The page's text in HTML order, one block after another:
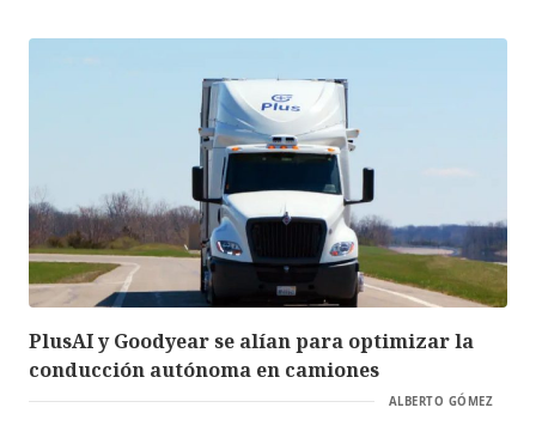
PlusAI y Goodyear se alían para optimizar la
conducción autónoma en camiones
ALBERTO GÓMEZ